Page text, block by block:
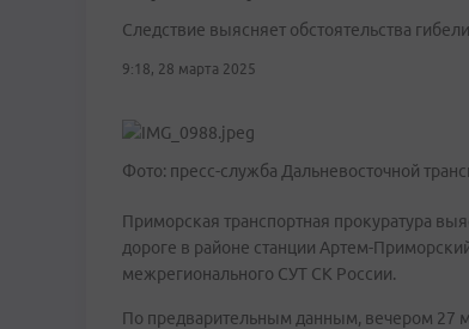
Следствие выясняет обстоятельства
9:18, 28 марта 2025
Фото: пресс-служба Дальневосточной
Приморская транспортная прокуратура
дороге в районе станции Артем-
межрегионального СУТ СК России.
По предварительным данным, вечером 27